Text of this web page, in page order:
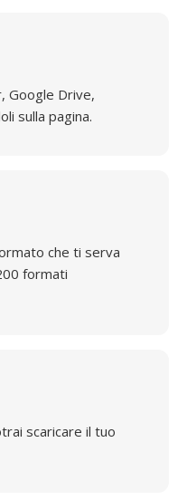
Google Drive,
sulla pagina.
che ti serva
formati
scaricare il tuo